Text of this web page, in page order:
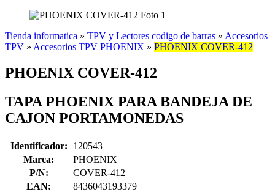
Tienda informatica » TPV y Lectores codigo de barras » Accesorios
TPV » Accesorios TPV PHOENIX » PHOENIX COVER-412
PHOENIX COVER-412
TAPA PHOENIX PARA BANDEJA DE
CAJON PORTAMONEDAS
Identificador:
120543
Marca:
PHOENIX
P/N:
COVER-412
EAN:
8436043193379